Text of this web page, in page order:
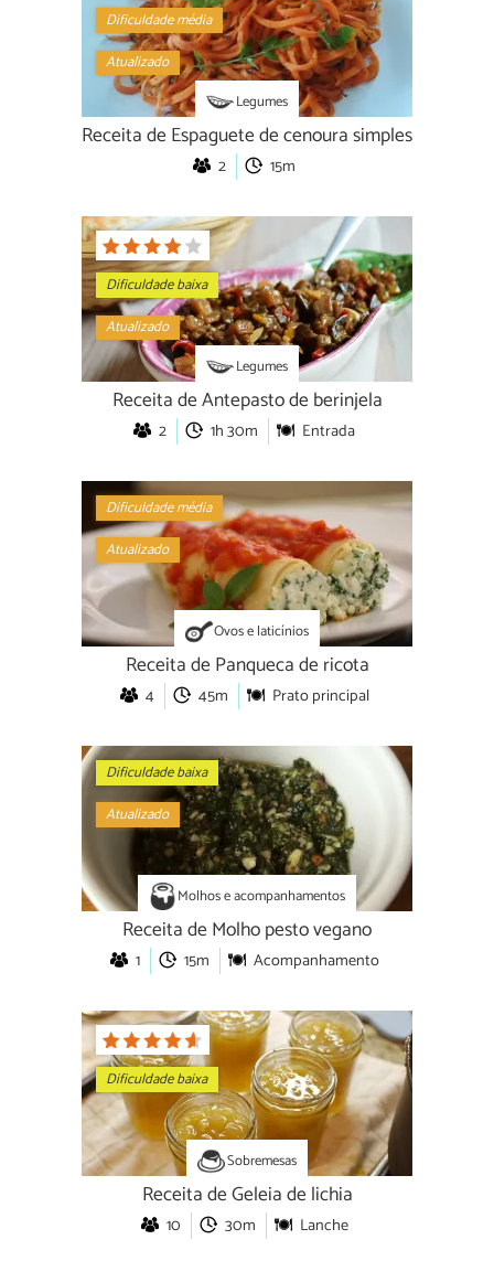
Dificuldade média
Atualizado
Legumes
Receita de Espaguete de cenoura simples
2 15m
Dificuldade baixa
Atualizado
Legumes
Receita de Antepasto de berinjela
2 1h 30m Entrada
Dificuldade média
Atualizado
Ovos e laticínios
Receita de Panqueca de ricota
4 45m Prato principal
Dificuldade baixa
Atualizado
Molhos e acompanhamentos
Receita de Molho pesto vegano
1 15m Acompanhamento
Dificuldade baixa
Sobremesas
Receita de Geleia de lichia
10 30m Lanche